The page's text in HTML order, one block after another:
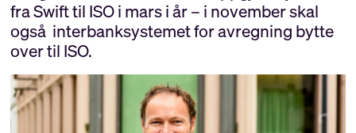
fra Swift til ISO i mars i år – i november skal
også interbanksystemet for avregning bytte
over til ISO.